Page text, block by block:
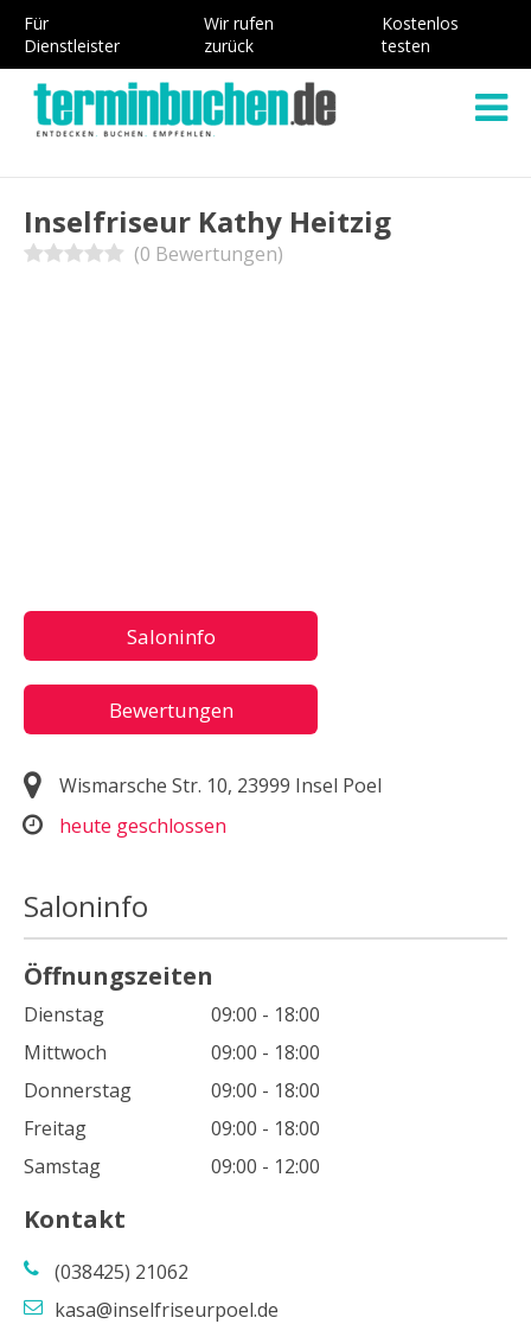
Für
Dienstleister
Wir rufen
zurück
Kostenlos
testen
Inselfriseur Kathy Heitzig
(0 Bewertungen)
Saloninfo
Bewertungen
Wismarsche Str. 10, 23999 Insel Poel
heute geschlossen
Saloninfo
Öffnungszeiten
Dienstag
09:00 - 18:00
Mittwoch
09:00 - 18:00
Donnerstag
09:00 - 18:00
Freitag
09:00 - 18:00
Samstag
09:00 - 12:00
Kontakt
(038425) 21062
kasa@inselfriseurpoel.de